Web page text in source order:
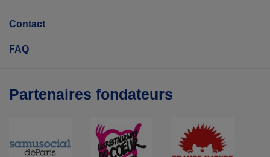
Contact
FAQ
Partenaires fondateurs